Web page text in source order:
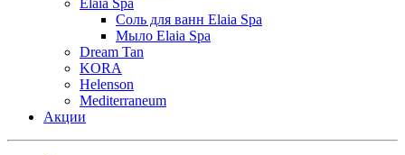
Elaia Spa
Соль для ванн Elaia Spa
Мыло Elaia Spa
Dream Tan
KORA
Helenson
Mediterraneum
Акции